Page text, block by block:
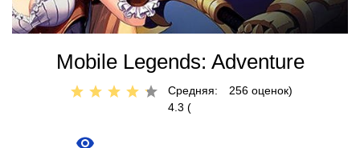
Mobile Legends: Adventure
Средняя:
4.3 (
256 оценок)